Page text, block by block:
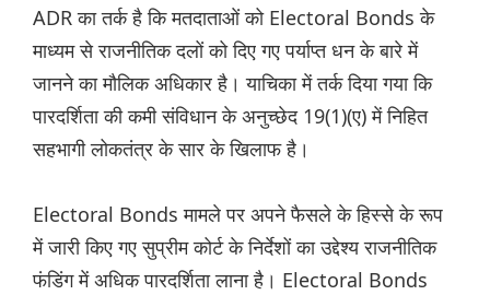
ADR का तर्क है कि मतदाताओं को Electoral Bonds के
माध्यम से राजनीतिक दलों को दिए गए पर्याप्त धन के बारे में
जानने का मौलिक अधिकार है। याचिका में तर्क दिया गया कि
पारदर्शिता की कमी संविधान के अनुच्छेद 19(1)(ए) में निहित
सहभागी लोकतंत्र के सार के खिलाफ है।
Electoral Bonds मामले पर अपने फैसले के हिस्से के रूप
में जारी किए गए सुप्रीम कोर्ट के निर्देशों का उद्देश्य राजनीतिक
फंडिंग में अधिक पारदर्शिता लाना है। Electoral Bonds